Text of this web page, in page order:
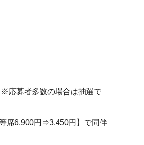
応募者多数の場合は抽選で
席6,900円⇒3,450円】で同伴